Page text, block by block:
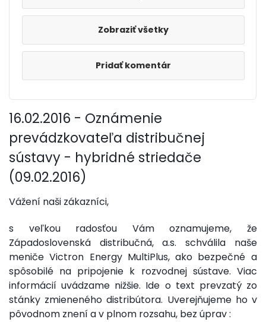
Zobraziť všetky
Pridať komentár
16.02.2016 - Oznámenie
prevádzkovateľa distribučnej
sústavy - hybridné striedače
(09.02.2016)
Vážení naši zákazníci,
s veľkou radosťou Vám oznamujeme, že
Západoslovenská distribučná, a.s. schválila naše
meniče Victron Energy MultiPlus, ako bezpečné a
spôsobilé na pripojenie k rozvodnej sústave. Viac
informácií uvádzame nižšie. Ide o text prevzatý zo
stánky zmieneného distribútora. Uverejňujeme ho v
pôvodnom znení a v plnom rozsahu, bez úprav :